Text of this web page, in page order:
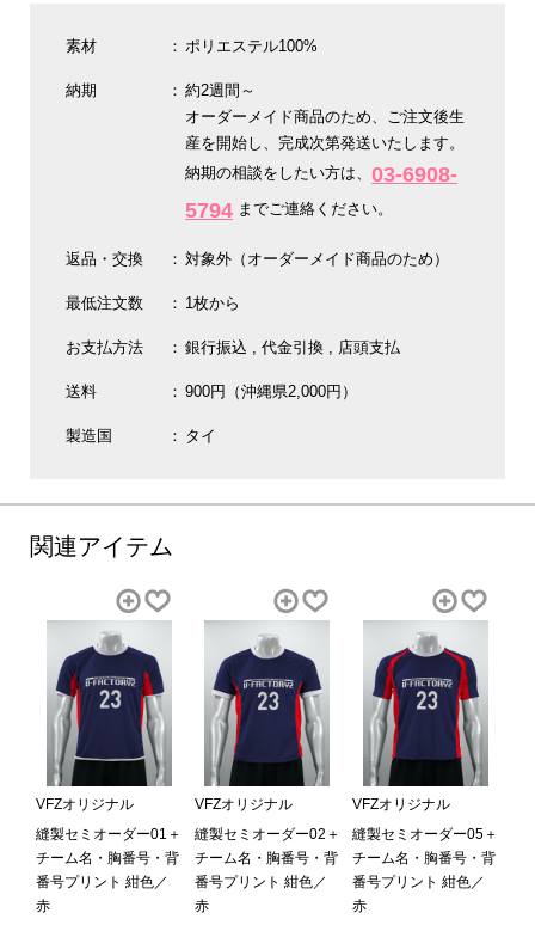
素材 ポリエステル100%
納期
約2週間～
オーダーメイド商品のため、ご注文後生
産を開始し、完成次第発送いたします。
納期の相談をしたい方は、03-6908-
5794 までご連絡ください。
返品・交換 対象外（オーダーメイド商品のため）
最低注文数 1枚から
お支払方法 銀行振込 代金引換 店頭支払
送料 900円（沖縄県2,000円）
製造国 タイ
関連アイテム
VFZオリジナル
縫製セミオーダー01＋
チーム名・胸番号・背
番号プリント 紺色／
赤
VFZオリジナル
縫製セミオーダー02＋
チーム名・胸番号・背
番号プリント 紺色／
赤
VFZオリジナル
縫製セミオーダー05＋
チーム名・胸番号・背
番号プリント 紺色／
赤